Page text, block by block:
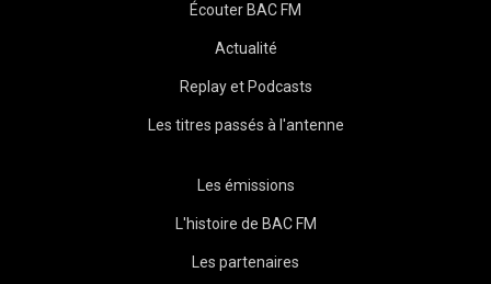
Écouter BAC FM
Actualité
Replay et Podcasts
Les titres passés à l'antenne
Les émissions
L'histoire de BAC FM
Les partenaires